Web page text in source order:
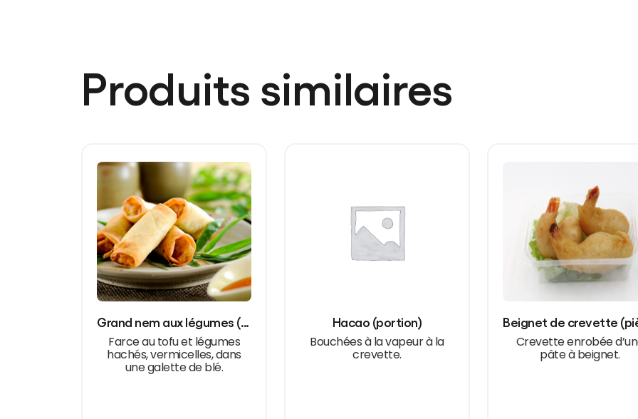
Produits similaires
Grand nem aux légumes (pièce)
Farce au tofu et légumes
hachés, vermicelles, dans
une galette de blé.
Hacao (portion)
Bouchées à la vapeur à la
crevette.
Crevette enrobée
pâte à beignet.